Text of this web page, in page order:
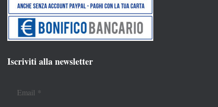
Iscriviti alla newsletter
Email *